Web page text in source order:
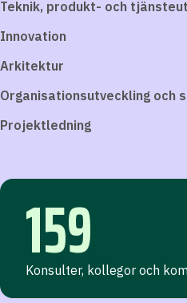
Teknik, produkt- och
Innovation
Arkitektur
Organisationsutveckling och
Projektledning
159
Konsulter, kollegor och